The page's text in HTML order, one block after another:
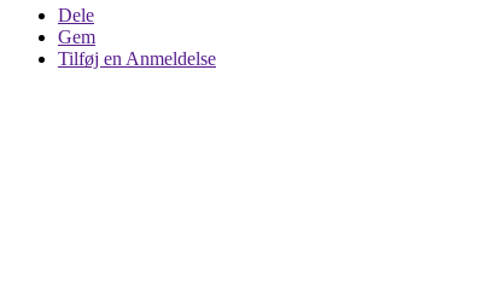
Dele
Gem
Tilføj en Anmeldelse